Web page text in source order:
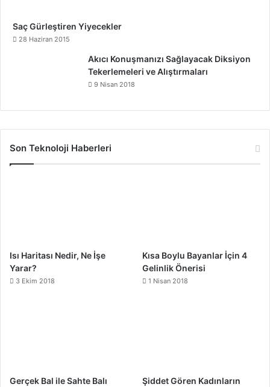
Saç Gürleştiren Yiyecekler
28 Haziran 2015
Akıcı Konuşmanızı Sağlayacak Diksiyon
Tekerlemeleri ve Alıştırmaları
9 Nisan 2018
Son Teknoloji Haberleri
Isı Haritası Nedir, Ne İşe
Yarar?
3 Ekim 2018
Kısa Boylu Bayanlar İçin 4
Gelinlik Önerisi
1 Nisan 2018
Gerçek Bal ile Sahte Balı
Şiddet Gören Kadınların